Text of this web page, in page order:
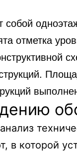
собой
отметка
в которой